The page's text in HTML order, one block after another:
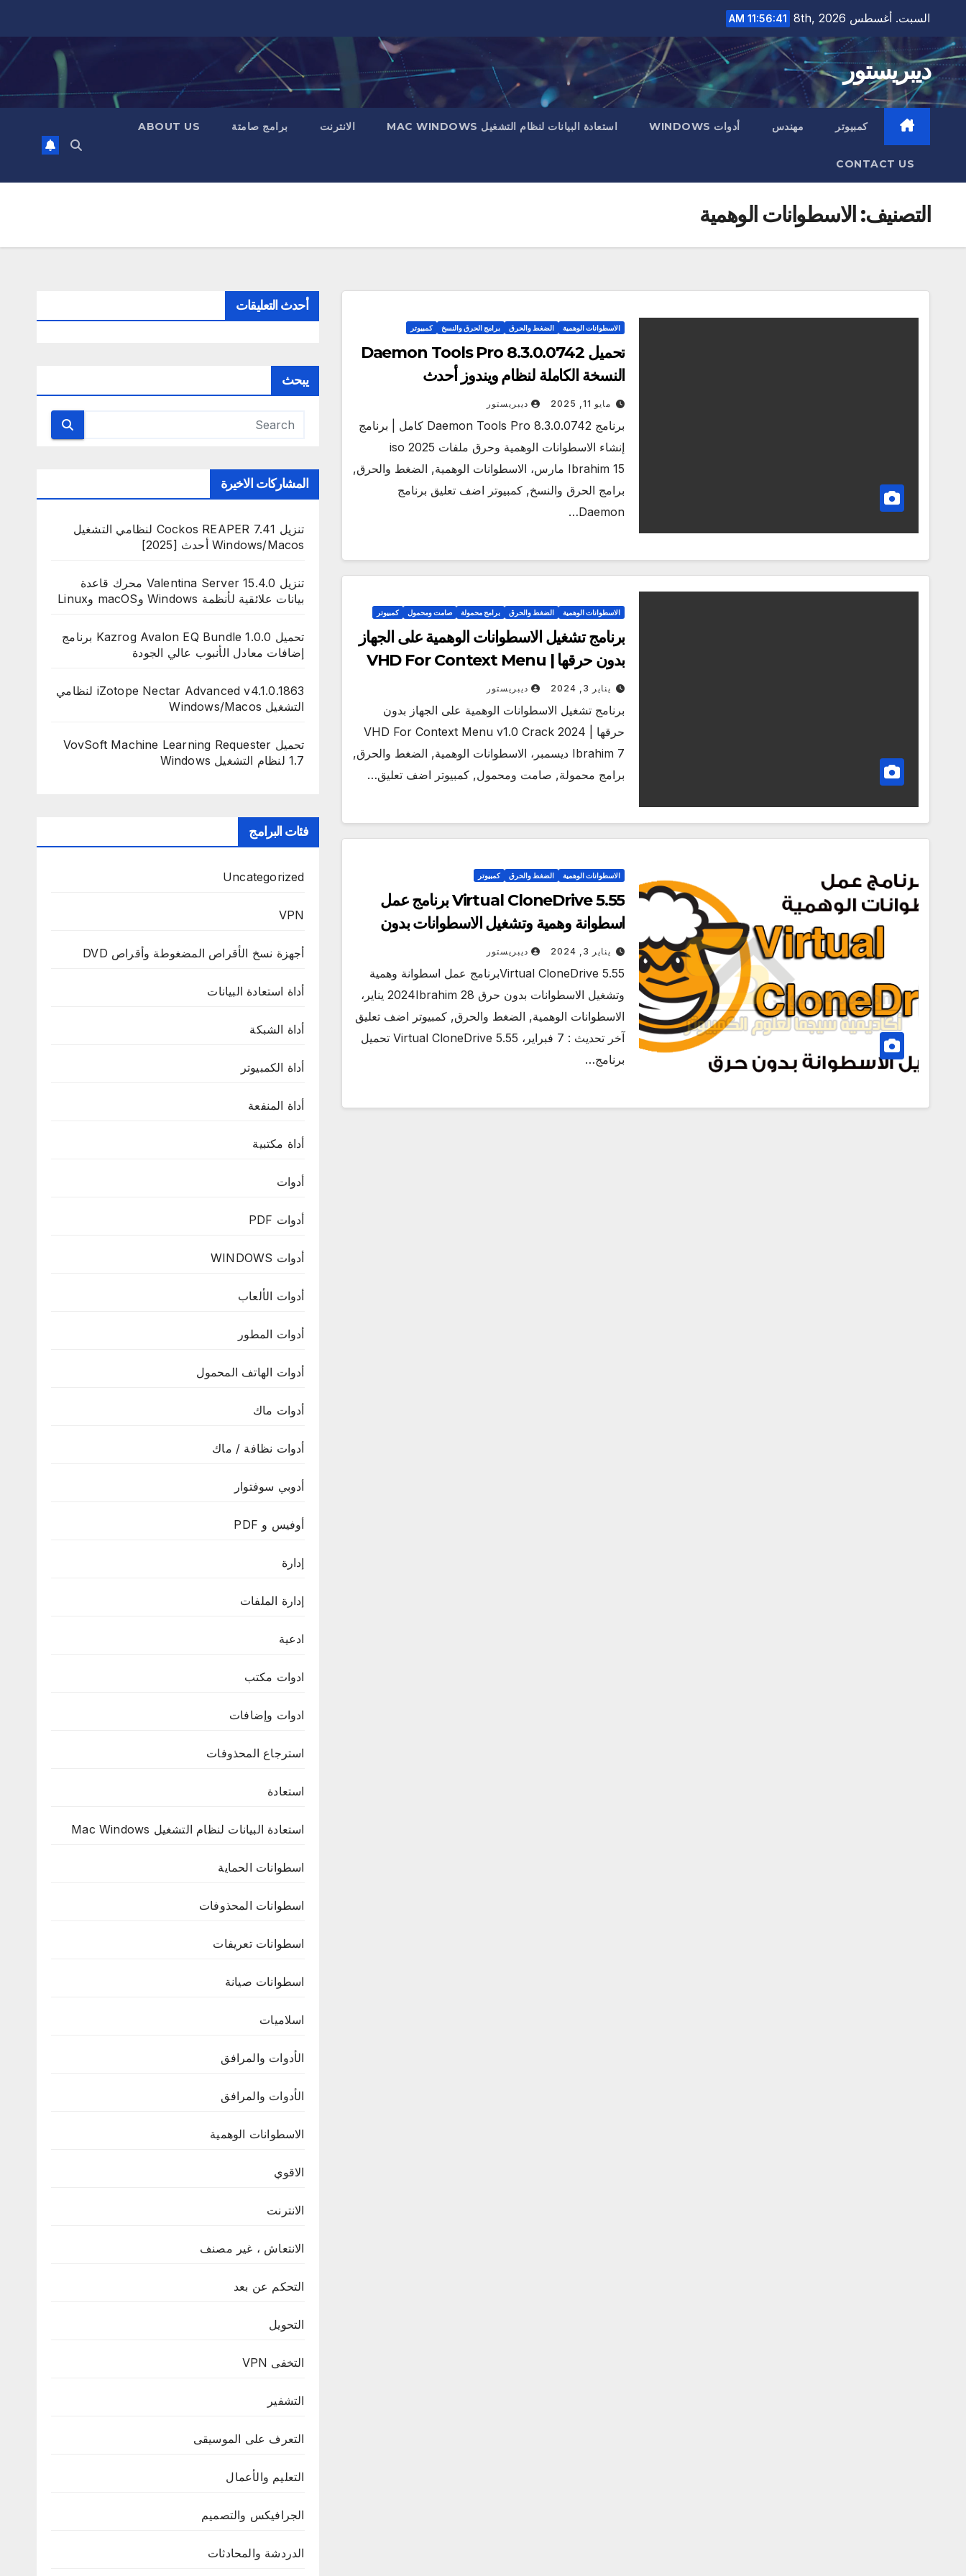
content
السبت. أغسطس 8th, 2026 11:56:42 AM
ديبريستور
كمبيوتر مهندس أدوات WINDOWS استعادة البيانات لنظام التشغيل MAC WINDOWS الانترنت برامج صامتة ABOUT US
CONTACT US
التصنيف: الاسطوانات الوهمية
الاسطوانات الوهمية الضغط والحرق برامج الحرق والنسخ كمبيوتر
تحميل Daemon Tools Pro 8.3.0.0742
النسخة الكاملة لنظام ويندوز أحدث
مايو 11, 2025 ديبريستور
برنامج Daemon Tools Pro 8.3.0.0742 كامل | برنامج
إنشاء الاسطوانات الوهمية وحرق ملفات iso 2025
Ibrahim 15 مارس، الاسطوانات الوهمية, الضغط والحرق,
برامج الحرق والنسخ, كمبيوتر اضف تعليق برنامج
Daemon…
الاسطوانات الوهمية الضغط والحرق برامج محمولة صامت ومحمول كمبيوتر
برنامج تشغيل الاسطوانات الوهمية على الجهاز
بدون حرقها | VHD For Context Menu
v1.0 Crack 2024
يناير 3, 2024 ديبريستور
برنامج تشغيل الاسطوانات الوهمية على الجهاز بدون
حرقها | VHD For Context Menu v1.0 Crack 2024
Ibrahim 7 ديسمبر، الاسطوانات الوهمية, الضغط والحرق,
برامج محمولة, صامت ومحمول, كمبيوتر اضف تعليق…
الاسطوانات الوهمية الضغط والحرق كمبيوتر
Virtual CloneDrive 5.55 برنامج عمل
اسطوانة وهمية وتشغيل الاسطوانات بدون
حرق 2024يناير 3, 2024 ديبريستور
Virtual CloneDrive 5.55برنامج عمل اسطوانة وهمية
وتشغيل الاسطوانات بدون حرق 2024Ibrahim 28 يناير،
الاسطوانات الوهمية, الضغط والحرق, كمبيوتر اضف تعليق
آخر تحديث : 7 فبراير، Virtual CloneDrive 5.55 تحميل
برنامج…
أحدث التعليقات
يبحث
المشاركات الاخيرة
تنزيل Cockos REAPER 7.41 لنظامي التشغيل
Windows/Macos أحدث [2025]
تنزيل Valentina Server 15.4.0 محرك قاعدة
بيانات علائقية لأنظمة Windows وmacOS وLinux
تحميل Kazrog Avalon EQ Bundle 1.0.0 برنامج
إضافات معادل الأنبوب عالي الجودة
iZotope Nectar Advanced v4.1.0.1863 لنظامي
التشغيل Windows/Macos
تحميل VovSoft Machine Learning Requester
1.7 لنظام التشغيل Windows
فئات البرامج
Uncategorized
VPN
أجهزة نسخ الأقراص المضغوطة وأقراص DVD
أداة استعادة البيانات
أداة الشبكة
أداة الكمبيوتر
أداة المنفعة
أداة مكتبية
أدوات
أدوات PDF
أدوات WINDOWS
أدوات الألعاب
أدوات المطور
أدوات الهاتف المحمول
أدوات ماك
أدوات نظافة / ماك
أدوبي سوفتوار
أوفيس و PDF
إدارة
إدارة الملفات
ادعية
ادوات مكتب
ادوات وإضافات
استرجاع المحذوفات
استعادة
استعادة البيانات لنظام التشغيل Mac Windows
اسطوانات الحماية
اسطوانات المحذوفات
اسطوانات تعريفات
اسطوانات صيانة
اسلاميات
الأدوات والمرافق
الأدوات والمرافق
الاسطوانات الوهمية
الاقوي
الانترنت
الانتعاش ، غير مصنف
التحكم عن بعد
التحويل
التخفى VPN
التشفير
التعرف على الموسيقى
التعليم والأعمال
الجرافيكس والتصميم
الدردشة والمحادثات